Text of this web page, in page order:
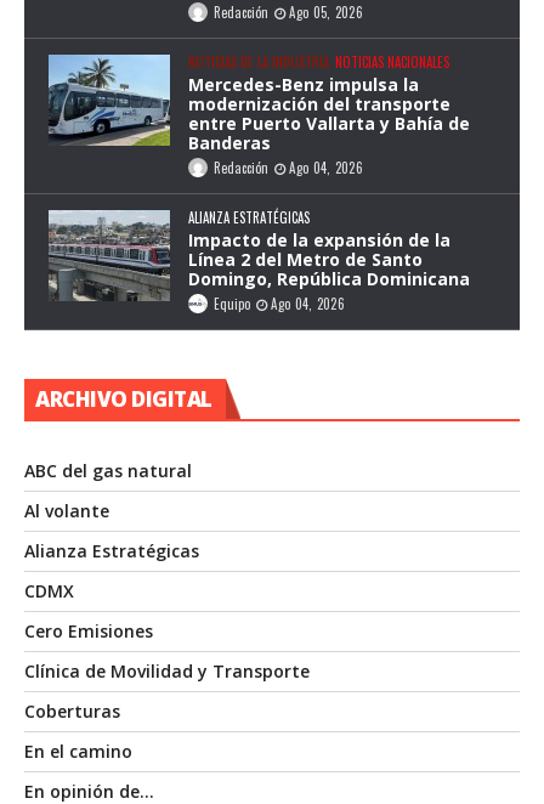
Redacción Ago 05, 2026
NOTICIAS DE LA INDUSTRIA NOTICIAS NACIONALES
Mercedes-Benz impulsa la
modernización del transporte
entre Puerto Vallarta y Bahía de
Banderas
Redacción Ago 04, 2026
ALIANZA ESTRATÉGICAS
Impacto de la expansión de la
Línea 2 del Metro de Santo
Domingo, República Dominicana
Equipo Ago 04, 2026
ARCHIVO DIGITAL
ABC del gas natural
Al volante
Alianza Estratégicas
CDMX
Cero Emisiones
Clínica de Movilidad y Transporte
Coberturas
En el camino
En opinión de…